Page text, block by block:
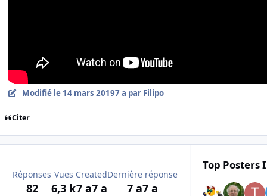
Modifié le 14 mars 20197 a par Filipo
Citer
Réponses
82
Vues
6,3 k
Created
7 a7 a
Dernière réponse
7 a7 a
Top Posters